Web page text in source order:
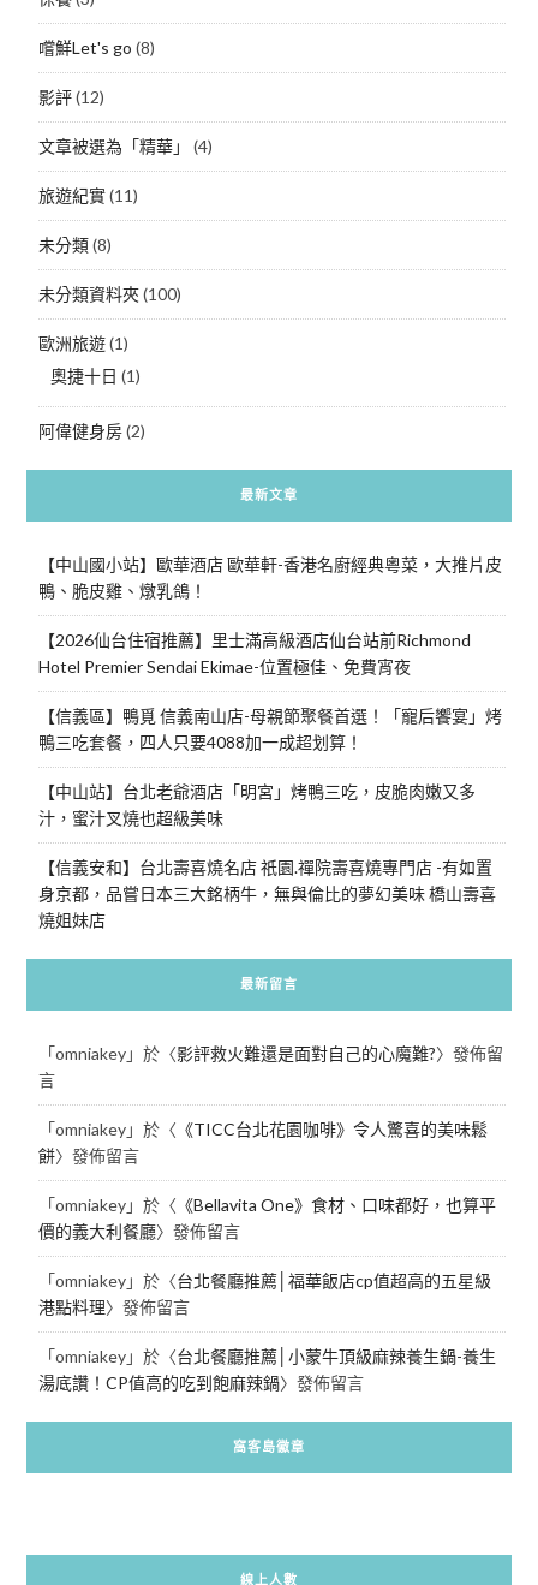
嚐鮮Let's go (8)
影評(12)
文章被選為「精華」 (4)
旅遊紀實(11)
未分類(8)
未分類資料夾(100)
歐洲旅遊(1)
奧捷十日 (1)
阿偉健身房(2)
最新文章
【中山國小站】歐華酒店 歐華軒-香港名廚經典粵菜，大推片皮
鴨、脆皮雞、燉乳鴿！
【2026仙台住宿推薦】里士滿高級酒店仙台站前Richmond
Hotel Premier Sendai Ekimae-位置極佳、免費宵夜
【信義區】鴨覓 信義南山店-母親節聚餐首選！「寵后饗宴」烤
鴨三吃套餐，四人只要4088加一成超划算！
【中山站】台北老爺酒店「明宮」烤鴨三吃，皮脆肉嫩又多
汁，蜜汁叉燒也超級美味
【信義安和】台北壽喜燒名店 祇園.禪院壽喜燒專門店 -有如置
身京都，品嘗日本三大銘柄牛，無與倫比的夢幻美味 橋山壽喜
燒姐妹店
最新留言
「omniakey」於〈影評救火難還是面對自己的心魔難?〉發佈留
言
「omniakey」於〈 《TICC台北花園咖啡》令人驚喜的美味鬆
餅〉發佈留言
「omniakey」於〈 《Bellavita One》食材、口味都好，也算平
價的義大利餐廳〉發佈留言
「omniakey」於〈台北餐廳推薦│福華飯店cp值超高的五星級
港點料理〉發佈留言
「omniakey」於〈台北餐廳推薦│小蒙牛頂級麻辣養生鍋-養生
湯底讚！CP值高的吃到飽麻辣鍋〉發佈留言
窩客島徽章
線上人數